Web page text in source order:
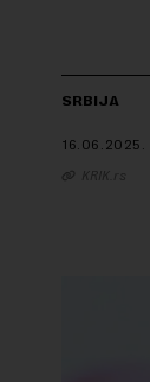
SRBIJA
16.06.2025.
KRIK.rs